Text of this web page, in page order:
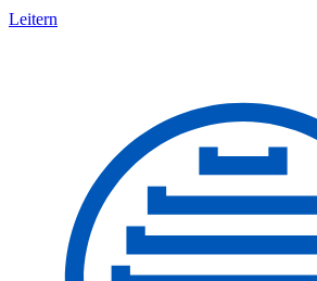
Leitern